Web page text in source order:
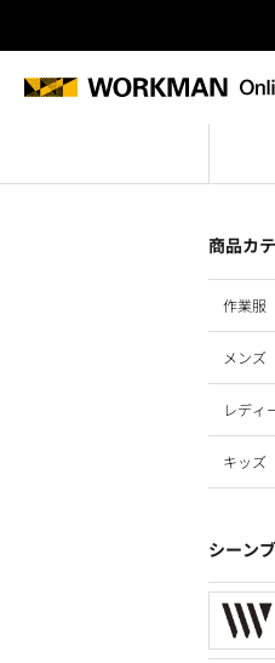
商品カ
作業服
メンズ
レディ
キッズ
シーン